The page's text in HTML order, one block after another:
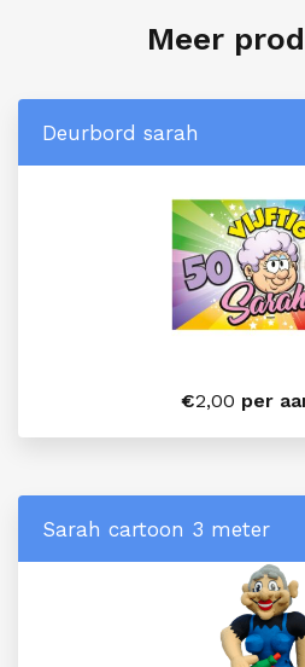
Meer
Deurbord sarah
€2,00 per
Sarah cartoon 3 meter